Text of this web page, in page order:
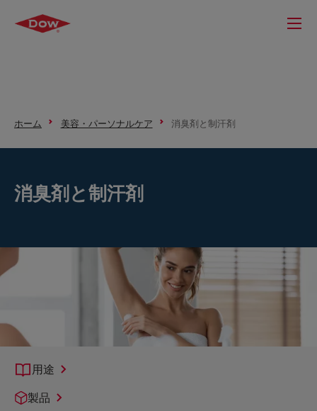
ホーム 美容・パーソナルケア 消臭剤と制汗剤
消臭剤と制汗剤
用途
製品